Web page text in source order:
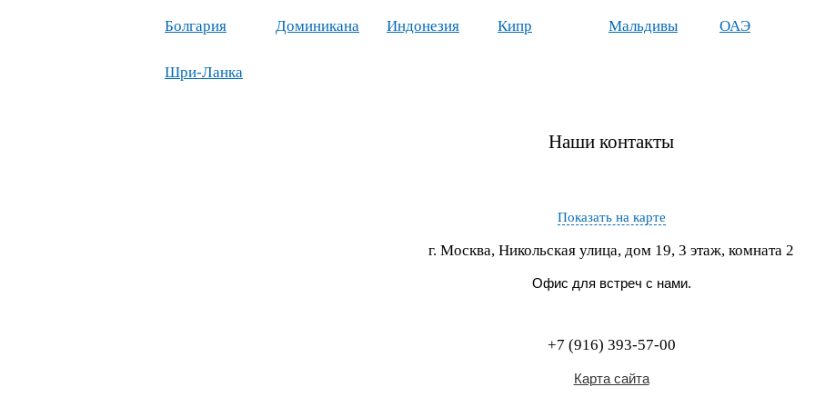
Болгария Доминикана Индонезия Кипр Мальдивы ОАЭ
Шри-Ланка
Наши контакты
Показать на карте
г. Москва, Никольская улица, дом 19, 3 этаж, комната 2
Офис для встреч с нами.
+7 (916) 393-57-00
Карта сайта